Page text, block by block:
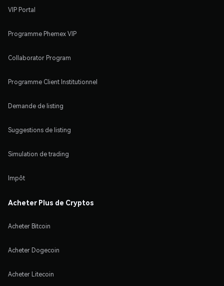
VIP Portal
Programme Phemex VIP
Collaborator Program
Programme Client Institutionnel
Demande de listing
Suggestions de listing
Simulation de trading
Impôt
Acheter Plus de Cryptos
Acheter Bitcoin
Acheter Dogecoin
Acheter Litecoin